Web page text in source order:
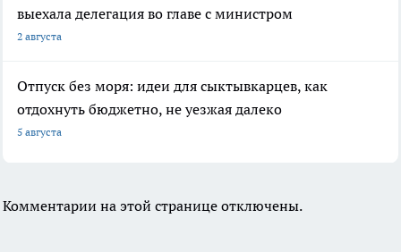
выехала делегация во главе с министром
2 августа
Отпуск без моря: идеи для сыктывкарцев, как
отдохнуть бюджетно, не уезжая далеко
5 августа
Комментарии на этой странице отключены.